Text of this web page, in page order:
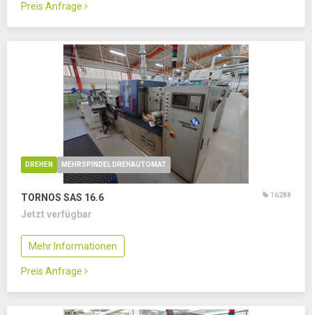
Preis Anfrage
DREHEN MEHRSPINDEL DREHAUTOMAT
TORNOS SAS 16.6 16288
Jetzt verfügbar
Mehr Informationen
Preis Anfrage